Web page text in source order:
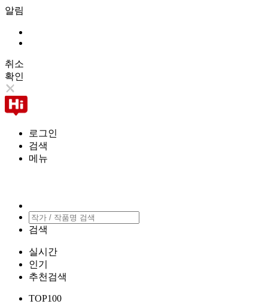
알림
취소
확인
로그인
검색
메뉴
검색
실시간
인기
추천검색
TOP100